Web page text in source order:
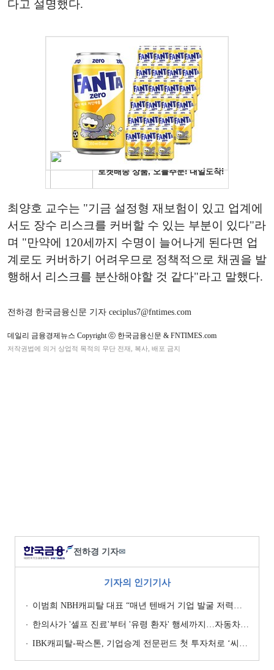
다고 설명했다.
최양호 교수는 "기금 설정형 재보험이 있고 업계에
서도 장수 리스크를 커버할 수 있는 부분이 있다"라
며 "만약에 120세까지 수명이 늘어나게 된다면 업
계로도 커버하기 어려우므로 정책적으로 채권을 발
행해서 리스크를 분산해야할 것 같다"라고 말했다.
전하경 한국금융신문 기자 ceciplus7@fntimes.com
데일리 금융경제뉴스 Copyright ⓒ 한국금융신문 & FNTIMES.com
저작권법에 의거 상업적 목적의 무단 전재, 복사, 배포 금지
전하경 기자✉
기자의 인기기사
이범희 NBH캐피탈 대표 “매년 텐배거 기업 발굴 저력…올해 ROE 20% 목표”
한의사가 '셀프 진료'부터 '유령 환자' 행세까지…자동차보험 악용 심각 [경상환자 8주룰 도입 초읽기]
IBK캐피탈-팍스톤, 기업승계 전문펀드 첫 투자처로 ‘씨엠디기술단’ 낙점 [캐피탈사 돋보기]